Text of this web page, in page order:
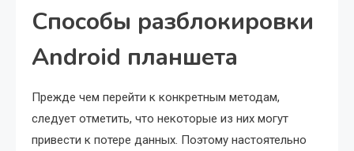
Способы разблокировки
Android планшета
Прежде чем перейти к конкретным методам,
следует отметить, что некоторые из них могут
привести к потере данных. Поэтому настоятельно